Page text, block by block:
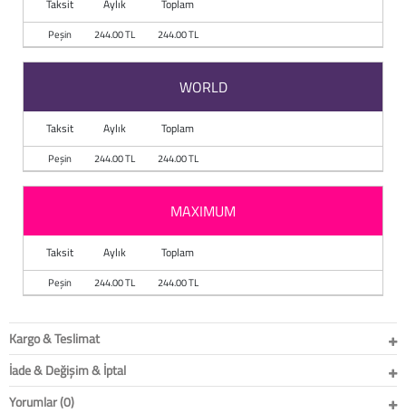
Taksit Aylık Toplam
Peşin 244.00 TL 244.00 TL
WORLD
Taksit Aylık Toplam
Peşin 244.00 TL 244.00 TL
MAXIMUM
Taksit Aylık Toplam
Peşin 244.00 TL 244.00 TL
Kargo & Teslimat
İade & Değişim & İptal
Yorumlar (0)